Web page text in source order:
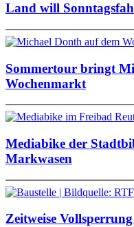
Land will
Sommertour bringt
Wochenmarkt
Mediabike der
Markwasen
Zeitweise